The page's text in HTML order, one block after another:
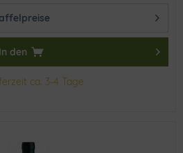
In den
ca. 3-4 Tage